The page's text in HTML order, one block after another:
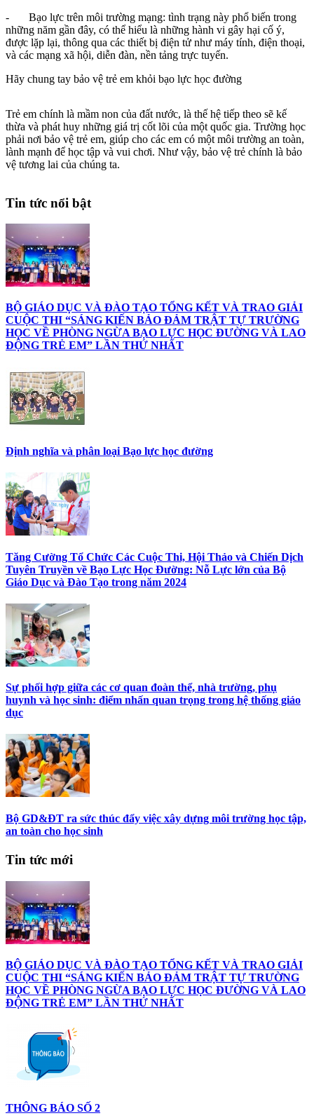
- Bạo lực trên môi trường mạng: tình trạng này phổ biến trong
những năm gần đây, có thể hiểu là những hành vi gây hại cố ý,
được lặp lại, thông qua các thiết bị điện tử như máy tính, điện thoại,
và các mạng xã hội, diễn đàn, nền tảng trực tuyến.
Hãy chung tay bảo vệ trẻ em khỏi bạo lực học đường
Trẻ em chính là mầm non của đất nước, là thế hệ tiếp theo sẽ kế
thừa và phát huy những giá trị cốt lõi của một quốc gia. Trường học
phải nơi bảo vệ trẻ em, giúp cho các em có một môi trường an toàn,
lành mạnh để học tập và vui chơi. Như vậy, bảo vệ trẻ chính là bảo
vệ tương lai của chúng ta.
Tin tức nổi bật
BỘ GIÁO DỤC VÀ ĐÀO TẠO TỔNG KẾT VÀ TRAO GIẢI
CUỘC THI “SÁNG KIẾN BẢO ĐẢM TRẬT TỰ TRƯỜNG
HỌC VỀ PHÒNG NGỪA BẠO LỰC HỌC ĐƯỜNG VÀ LAO
ĐỘNG TRẺ EM” LẦN THỨ NHẤT
Định nghĩa và phân loại Bạo lực học đường
Tăng Cường Tổ Chức Các Cuộc Thi, Hội Thảo và Chiến Dịch
Tuyên Truyền về Bạo Lực Học Đường: Nỗ Lực lớn của Bộ
Giáo Dục và Đào Tạo trong năm 2024
Sự phối hợp giữa các cơ quan đoàn thể, nhà trường, phụ
huynh và học sinh: điểm nhấn quan trọng trong hệ thống giáo
dục
Bộ GD&ĐT ra sức thúc đẩy việc xây dựng môi trường học tập,
an toàn cho học sinh
Tin tức mới
BỘ GIÁO DỤC VÀ ĐÀO TẠO TỔNG KẾT VÀ TRAO GIẢI
CUỘC THI “SÁNG KIẾN BẢO ĐẢM TRẬT TỰ TRƯỜNG
HỌC VỀ PHÒNG NGỪA BẠO LỰC HỌC ĐƯỜNG VÀ LAO
ĐỘNG TRẺ EM” LẦN THỨ NHẤT
THÔNG BÁO SỐ 2